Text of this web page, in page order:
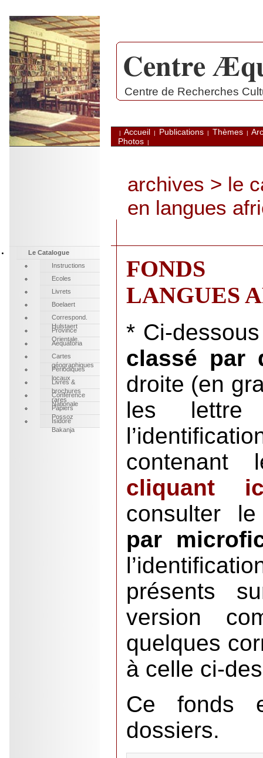
. Centre
Centre de Recherches
| Accueil | Publications | Thèmes |
Photos |
archives > le
en langues
Le Catalogue
Instructions
Ecoles
Livrets
Boelaert
Correspond.
Hulstaert
Province
Orientale
Aequatoria
Cartes
géographiques
Périodiques
locaux
Livres &
brochures
rares
Conférence
Nationale
Papiers
Possoz
Isidore
Bakanja
FONDS
LANGUES
* Ci-
classé par
droite (en
les
cliquant
consulter
par
présents
version
quelques
à celle ci-
Ce fonds
dossiers.